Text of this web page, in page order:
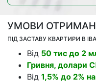
УМОВИ
ПІД ЗАСТАВУ КВАРТИРИ В
Від 50 тис до 2
Гривня, долари
Від 1,5% до 2%